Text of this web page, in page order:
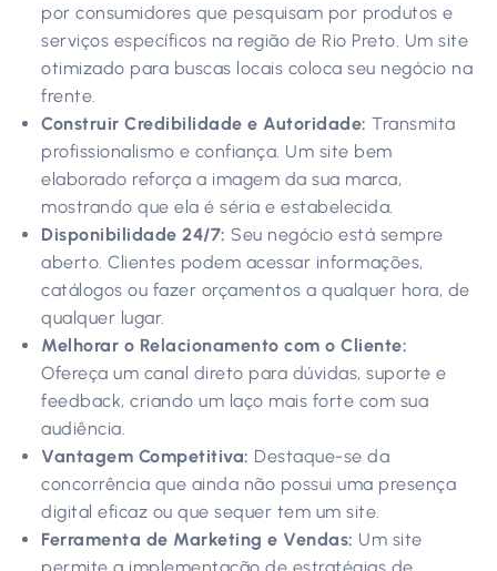
por consumidores que pesquisam por produtos e
serviços específicos na região de Rio Preto. Um site
otimizado para buscas locais coloca seu negócio na
frente.
Construir Credibilidade e Autoridade: Transmita
profissionalismo e confiança. Um site bem
elaborado reforça a imagem da sua marca,
mostrando que ela é séria e estabelecida.
Disponibilidade 24/7: Seu negócio está sempre
aberto. Clientes podem acessar informações,
catálogos ou fazer orçamentos a qualquer hora, de
qualquer lugar.
Melhorar o Relacionamento com o Cliente:
Ofereça um canal direto para dúvidas, suporte e
feedback, criando um laço mais forte com sua
audiência.
Vantagem Competitiva: Destaque-se da
concorrência que ainda não possui uma presença
digital eficaz ou que sequer tem um site.
Ferramenta de Marketing e Vendas: Um site